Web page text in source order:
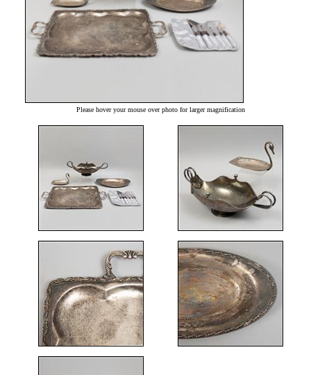
Please hover your mouse over photo for larger magnification